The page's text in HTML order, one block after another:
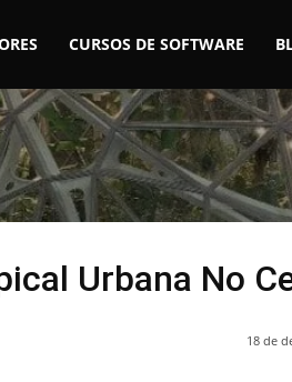
CURSOS DE SOFTWARE
Urbana No
18 de